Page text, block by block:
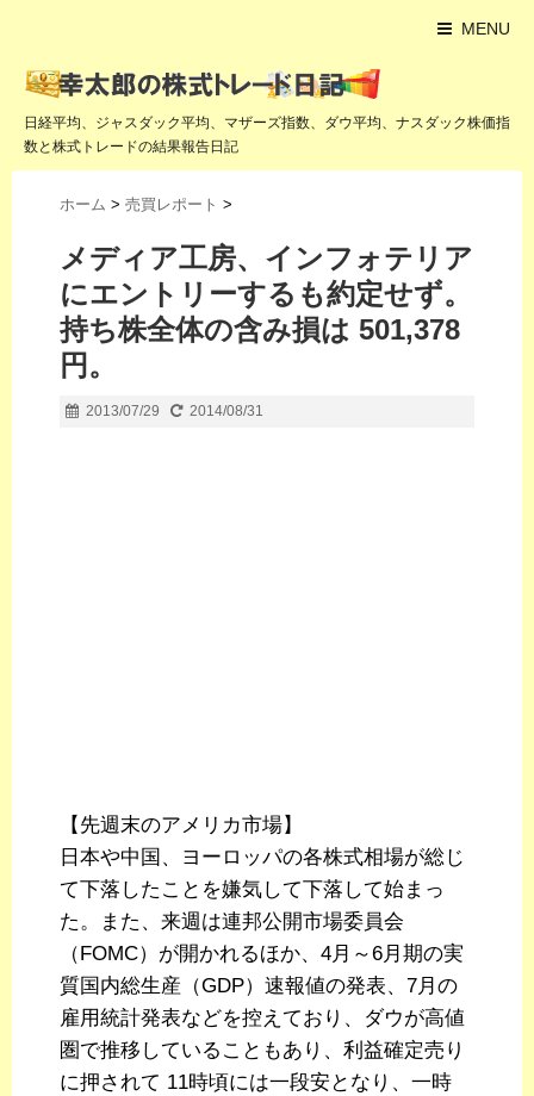
MENU
日経平均、ジャスダック平均、マザーズ指数、ダウ平均、ナスダック株価指
数と株式トレードの結果報告日記
ホーム > 売買レポート >
メディア工房、インフォテリア
にエントリーするも約定せず。
持ち株全体の含み損は 501,378
円。
2013/07/29 2014/08/31
【先週末のアメリカ市場】
日本や中国、ヨーロッパの各株式相場が総じ
て下落したことを嫌気して下落して始まっ
た。また、来週は連邦公開市場委員会
（FOMC）が開かれるほか、4月～6月期の実
質国内総生産（GDP）速報値の発表、7月の
雇用統計発表などを控えており、ダウが高値
圏で推移していることもあり、利益確定売り
に押されて 11時頃には一段安となり、一時